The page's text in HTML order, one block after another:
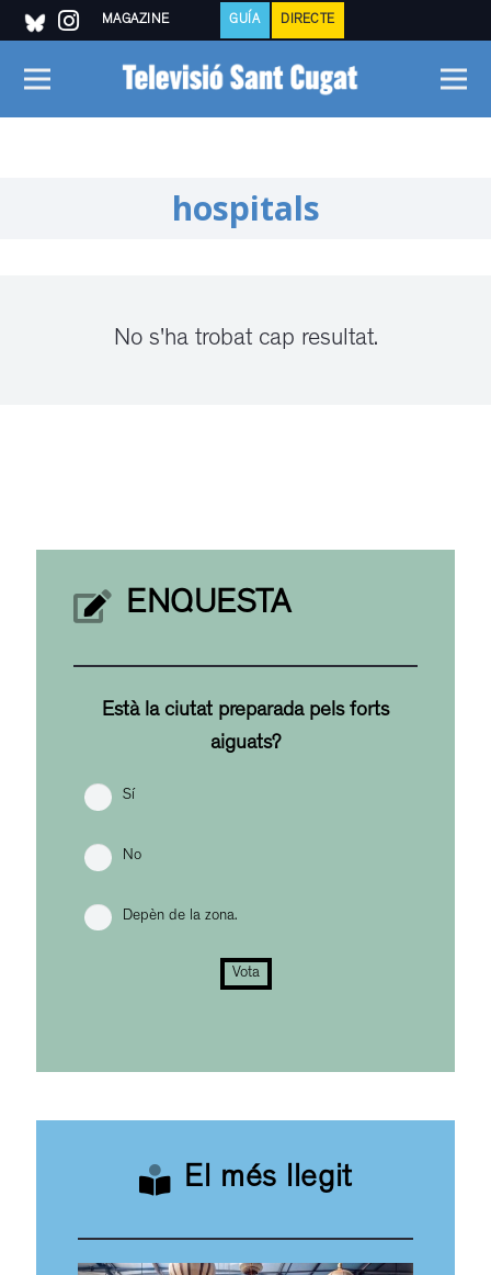
MAGAZINE GUÍA DIRECTE
hospitals
No s'ha trobat cap resultat.
ENQUESTA
Està la ciutat preparada pels forts
aiguats?
Sí
No
Depèn de la zona.
Vota
El més llegit